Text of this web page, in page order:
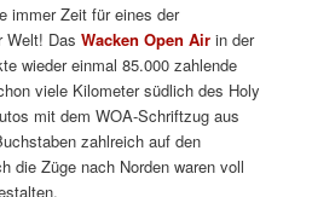
immer Zeit für eines der
Welt! DasWacken Open Air in der
wieder einmal 85.000 zahlende
viele Kilometer südlich des Holy
mit dem WOA-Schriftzug aus
zahlreich auf den
die Züge nach Norden waren voll